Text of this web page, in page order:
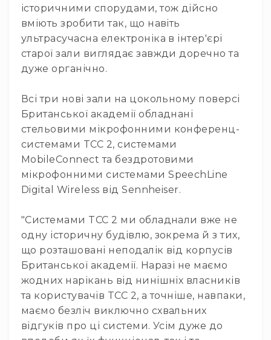
конектори
Кабельні
канали
і
трапи
Інструменти
Аксесуари
Аксесуари
Стійки
та
кріплення
Мікрофонні
Вітрозахист
Захисні
кейси
Чохли
та
органайзери
Сумки
та
історичними спорудами, тож дійсно
вміють зробити так, що навіть
ультрасучасна електроніка в інтер'єрі
старої зали виглядає завжди доречно та
дуже органічно.
Всі три нові зали на цокольному поверсі
Британської академії обладнані
стельовими мікрофонними конференц-
системами TCC 2, системами
MobileConnect та бездротовими
мікрофонними системами SpeechLine
Digital Wireless від Sennheiser.
"Системами TCC 2 ми обладнали вже не
одну історичну будівлю, зокрема й з тих,
що розташовані неподалік від корпусів
Британської академії. Наразі не маємо
жодних нарікань від нинішніх власників
та користувачів TCC 2, а точніше, навпаки,
маємо безліч виключно схвальних
відгуків про ці системи. Усім дуже до